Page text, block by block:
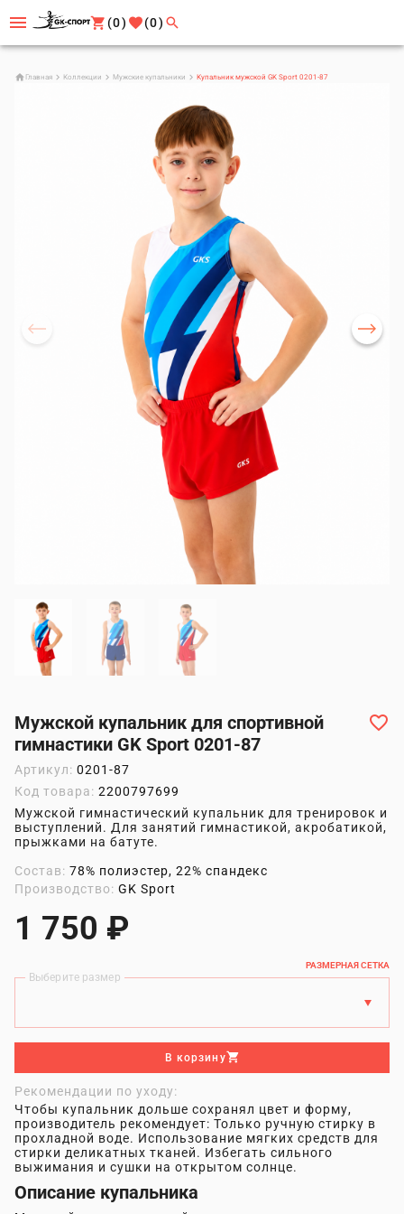
(0) (0)
Главная Коллекции Мужские купальники Купальник мужской GK Sport 0201-87
Мужской купальник для спортивной
гимнастики GK Sport 0201-87
Артикул: 0201-87
Код товара: 2200797699
Мужской гимнастический купальник для тренировок и
выступлений. Для занятий гимнастикой, акробатикой,
прыжками на батуте.
Состав: 78% полиэстер, 22% спандекс
Производство: GK Sport
1 750 ₽
РАЗМЕРНАЯ СЕТКА
Выберите размер
В корзину
Рекомендации по уходу:
Чтобы купальник дольше сохранял цвет и форму,
производитель рекомендует: Только ручную стирку в
прохладной воде. Использование мягких средств для
стирки деликатных тканей. Избегать сильного
выжимания и сушки на открытом солнце.
Описание купальника